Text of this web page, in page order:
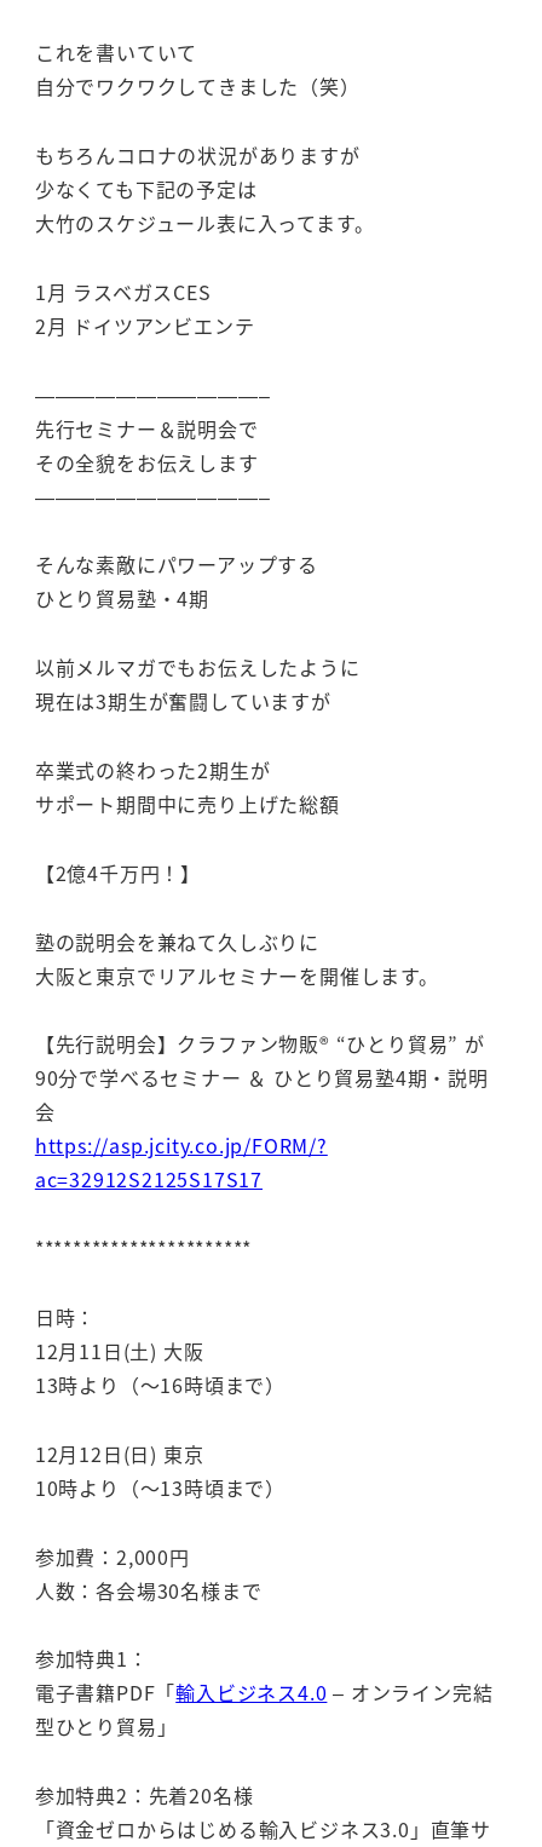
これを書いていて
自分でワクワクしてきました（笑）
もちろんコロナの状況がありますが
少なくても下記の予定は
大竹のスケジュール表に入ってます。
1月 ラスベガスCES
2月 ドイツアンビエンテ
———————————–
先行セミナー＆説明会で
その全貌をお伝えします
———————————–
そんな素敵にパワーアップする
ひとり貿易塾・4期
以前メルマガでもお伝えしたように
現在は3期生が奮闘していますが
卒業式の終わった2期生が
サポート期間中に売り上げた総額
【2億4千万円！】
塾の説明会を兼ねて久しぶりに
大阪と東京でリアルセミナーを開催します。
【先行説明会】クラファン物販® “ひとり貿易” が
90分で学べるセミナー ＆ ひとり貿易塾4期・説明
会
https://asp.jcity.co.jp/FORM/?
ac=32912S2125S17S17
***********************
日時：
12月11日(土) 大阪
13時より（～16時頃まで）
12月12日(日) 東京
10時より（～13時頃まで）
参加費：2,000円
人数：各会場30名様まで
参加特典1：
電子書籍PDF「輸入ビジネス4.0 – オンライン完結
型ひとり貿易」
参加特典2：先着20名様
「資金ゼロからはじめる輸入ビジネス3.0」直筆サ